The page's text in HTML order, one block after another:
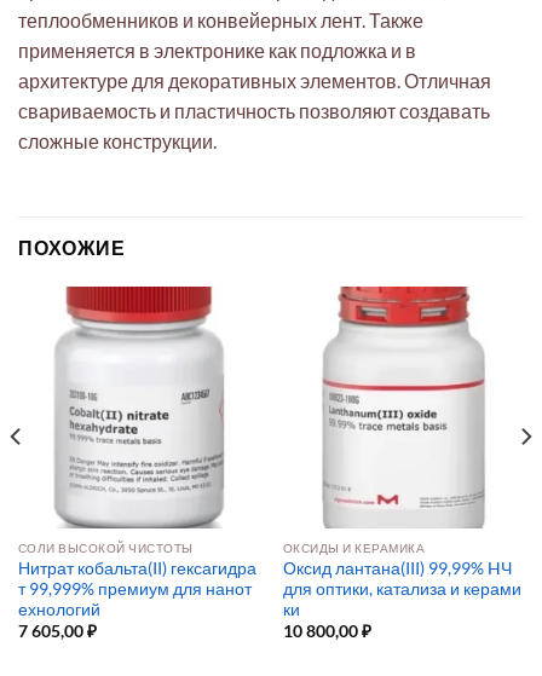
теплообменников и конвейерных лент. Также
применяется в электронике как подложка и в
архитектуре для декоративных элементов. Отличная
свариваемость и пластичность позволяют создавать
сложные конструкции.
ПОХОЖИЕ
СОЛИ ВЫСОКОЙ ЧИСТОТЫ
Нитрат кобальта(II) гексагидра
т 99,999% премиум для нанот
ехнологий
7 605,00₽
ОКСИДЫ И КЕРАМИКА
Оксид лантана(III) 99,99% HЧ
для оптики, катализа и керами
ки
10 800,00₽